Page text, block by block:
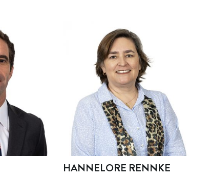
HANNELORE RENNKE VICENTE